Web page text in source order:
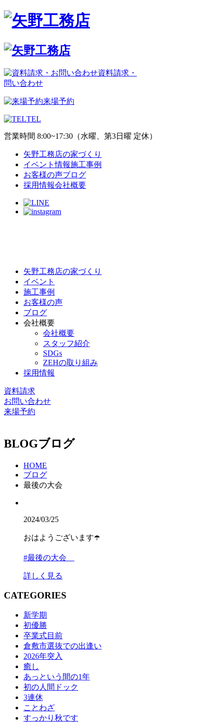
資料請求・
問い合わせ
来場予約
TEL
営業時間 8:00~17:30（水曜、第3日曜 定休）
矢野工務店の家づくり
イベント情報施工事例
お客様の声ブログ
採用情報会社概要
矢野工務店の家づくり
イベント
施工事例
お客様の声
ブログ
会社概要
会社概要
スタッフ紹介
SDGs
ZEHの取り組み
採用情報
資料請求
お問い合わせ
来場予約
BLOGブログ
HOME
ブログ
最後の大会
2024/03/25
おはようございます☂️
#最後の大会
詳しく見る
CATEGORIES
新学期
初優勝
卒業式目前
倉敷市選抜での出逢い
2026年突入
癒し
あっという間の1年
初の人間ドック
3連休
ことわざ
すっかり秋です